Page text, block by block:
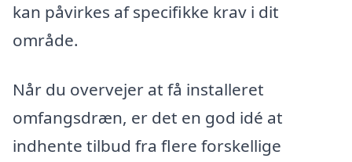
kan påvirkes af specifikke krav i dit
område.
Når du overvejer at få installeret
omfangsdræn, er det en god idé at
indhente tilbud fra flere forskellige